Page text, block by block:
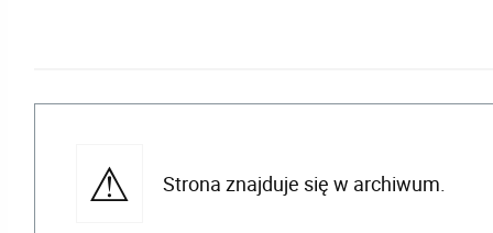
Strona znajduje się w archiwum.